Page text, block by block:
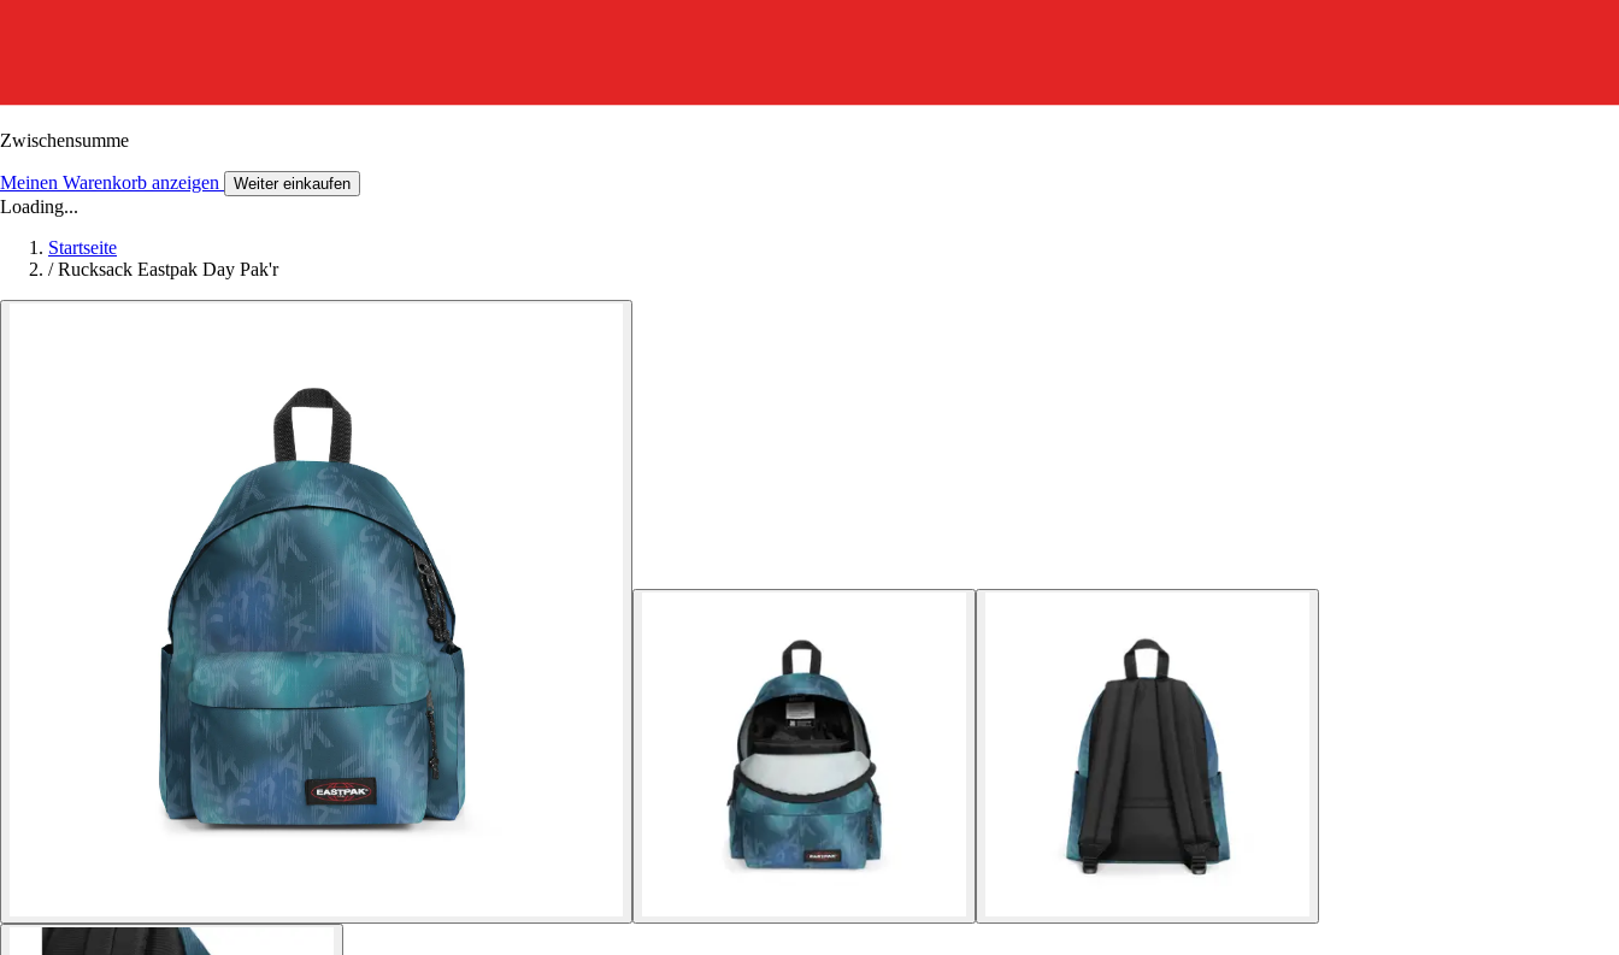
Zwischensumme
Meinen Warenkorb anzeigen Weiter einkaufen
Loading...
Startseite
/ Rucksack Eastpak Day Pak'r